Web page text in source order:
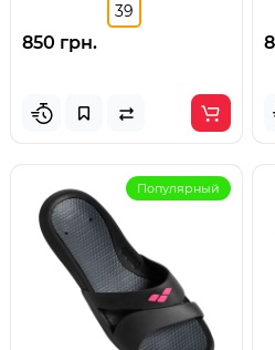
39
850 грн.
Популярный